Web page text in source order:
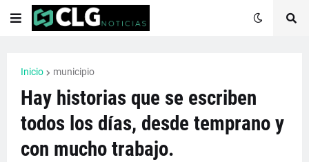
Inicio municipio
Hay historias que se escriben
todos los días, desde temprano y
con mucho trabajo.